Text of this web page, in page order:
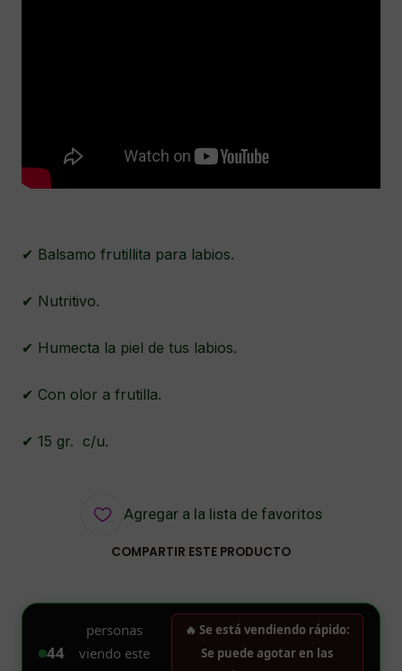
✔ Balsamo frutillita para labios.
✔ Nutritivo.
✔ Humecta la piel de tus labios.
✔ Con olor a frutilla.
✔ 15 gr. c/u.
Agregar a la lista de favoritos
COMPARTIR ESTE PRODUCTO